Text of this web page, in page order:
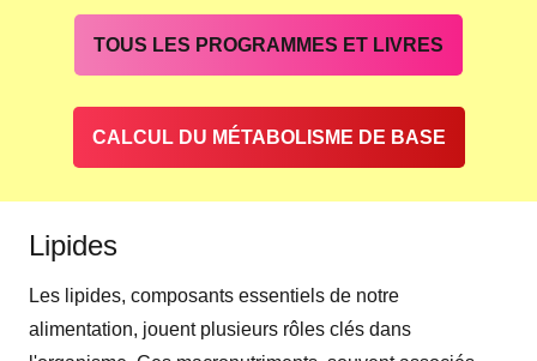
était :
29,90 €.
est :
19,90 €.
TOUS LES PROGRAMMES ET LIVRES
CALCUL DU MÉTABOLISME DE BASE
Lipides
Les lipides, composants essentiels de notre
alimentation, jouent plusieurs rôles clés dans